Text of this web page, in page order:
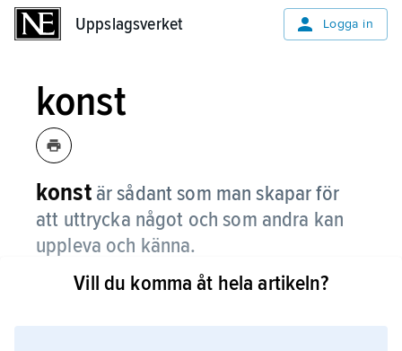
Uppslagsverket Logga in
konst
konst är sådant som man skapar för
att uttrycka något och som andra kan
uppleva och känna.
Det kan vara danskonst, bildkonst eller
Vill du komma åt hela artikeln?